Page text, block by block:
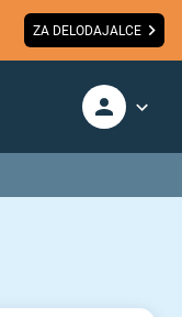
ZA DELODAJALCE